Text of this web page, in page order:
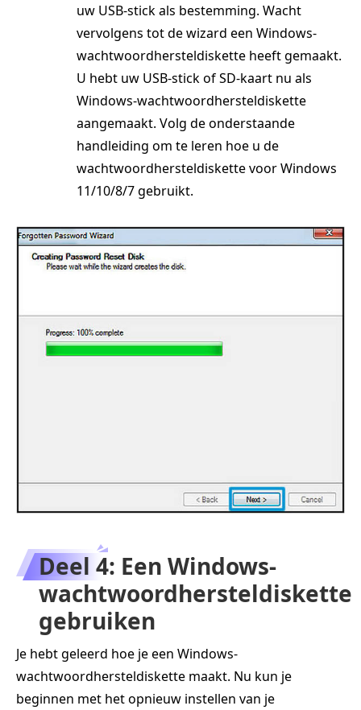
uw USB-stick als bestemming. Wacht
vervolgens tot de wizard een Windows-
wachtwoordhersteldiskette heeft gemaakt.
U hebt uw USB-stick of SD-kaart nu als
Windows-wachtwoordhersteldiskette
aangemaakt. Volg de onderstaande
handleiding om te leren hoe u de
wachtwoordhersteldiskette voor Windows
11/10/8/7 gebruikt.
Deel 4: Een Windows-
wachtwoordhersteldiskette
gebruiken
Je hebt geleerd hoe je een Windows-
wachtwoordhersteldiskette maakt. Nu kun je
beginnen met het opnieuw instellen van je